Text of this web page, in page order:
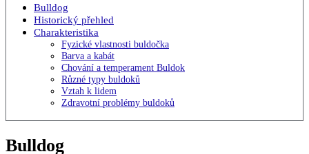
Bulldog
Historický přehled
Charakteristika
Fyzické vlastnosti buldočka
Barva a kabát
Chování a temperament Buldok
Různé typy buldoků
Vztah k lidem
Zdravotní problémy buldoků
Bulldog